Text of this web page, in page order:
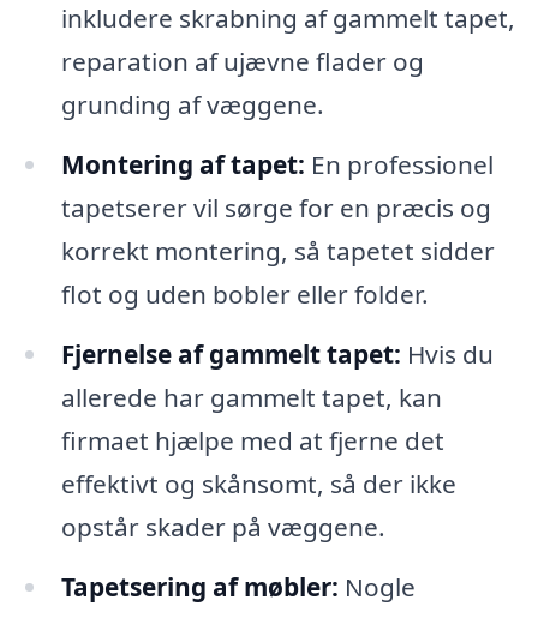
inkludere skrabning af gammelt tapet,
reparation af ujævne flader og
grunding af væggene.
Montering af tapet: En professionel
tapetserer vil sørge for en præcis og
korrekt montering, så tapetet sidder
flot og uden bobler eller folder.
Fjernelse af gammelt tapet: Hvis du
allerede har gammelt tapet, kan
firmaet hjælpe med at fjerne det
effektivt og skånsomt, så der ikke
opstår skader på væggene.
Tapetsering af møbler: Nogle